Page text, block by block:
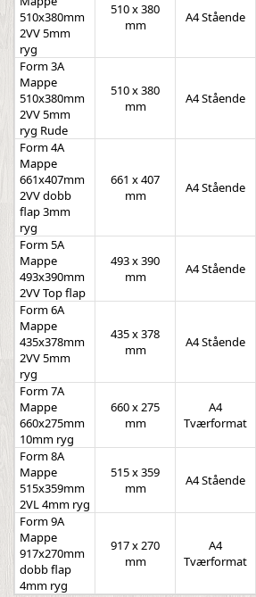
510x380mm
2VV 5mm
ryg
510 x 380
mm
A4 Stående
Form 3A
Mappe
510x380mm
2VV 5mm
ryg Rude
510 x 380
mm
A4 Stående
Form 4A
Mappe
661x407mm
2VV dobb
flap 3mm
ryg
661 x 407
mm
A4 Stående
Form 5A
Mappe
493x390mm
2VV Top flap
493 x 390
mm
A4 Stående
Form 6A
Mappe
435x378mm
2VV 5mm
ryg
435 x 378
mm
A4 Stående
Form 7A
Mappe
660x275mm
10mm ryg
660 x 275
mm
A4
Tværformat
Form 8A
Mappe
515x359mm
2VL 4mm ryg
515 x 359
mm
A4 Stående
Form 9A
Mappe
917x270mm
dobb flap
4mm ryg
917 x 270
mm
A4
Tværformat